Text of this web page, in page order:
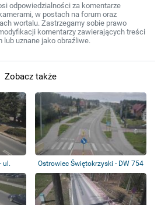
odpowiedzialności za komentarze
w postach na forum oraz
wortalu. Zastrzegamy sobie prawo
komentarzy zawierających treści
lub uznane jako obraźliwe.
Zobacz także
ul.
Ostrowiec Świętokrzyski - DW 754
- ul. B...